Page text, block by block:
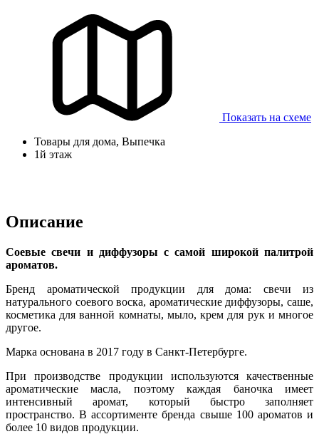
Показать на схеме
Товары для дома, Выпечка
1й этаж
Описание
Соевые свечи и диффузоры с самой широкой палитрой
ароматов.
Бренд ароматической продукции для дома: свечи из
натурального соевого воска, ароматические диффузоры, саше,
косметика для ванной комнаты, мыло, крем для рук и многое
другое.
Марка основана в 2017 году в Санкт-Петербурге.
При производстве продукции используются качественные
ароматические масла, поэтому каждая баночка имеет
интенсивный аромат, который быстро заполняет
пространство. В ассортименте бренда свыше 100 ароматов и
более 10 видов продукции.